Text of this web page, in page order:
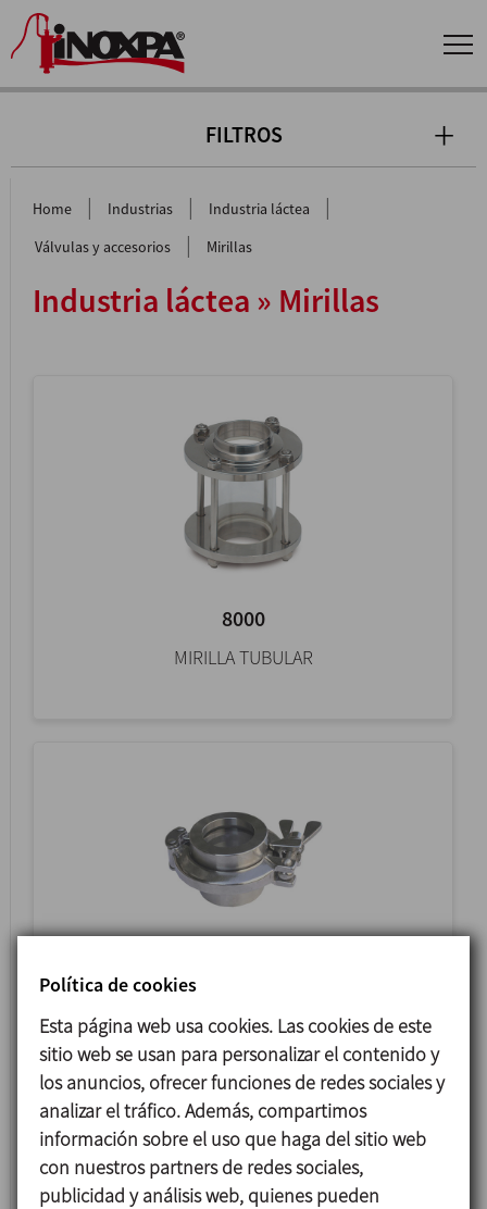
FILTROS
Home | Industrias | Industria láctea |
Válvulas y accesorios | Mirillas
Industria láctea » Mirillas
8000
MIRILLA TUBULAR
MIRILLA PLANA CLAMP
Política de cookies
Esta página web usa cookies. Las cookies de este
sitio web se usan para personalizar el contenido y
los anuncios, ofrecer funciones de redes sociales y
analizar el tráfico. Además, compartimos
información sobre el uso que haga del sitio web
con nuestros partners de redes sociales,
publicidad y análisis web, quienes pueden